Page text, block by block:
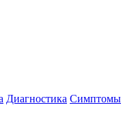
Диагностика Симптомы